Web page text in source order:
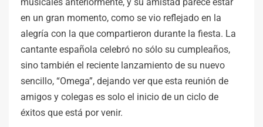
en un gran momento, como se vio reflejado en la
alegría con la que compartieron durante la fiesta. La
cantante española celebró no sólo su cumpleaños,
sino también el reciente lanzamiento de su nuevo
sencillo, “Omega”, dejando ver que esta reunión de
amigos y colegas es solo el inicio de un ciclo de
éxitos que está por venir.